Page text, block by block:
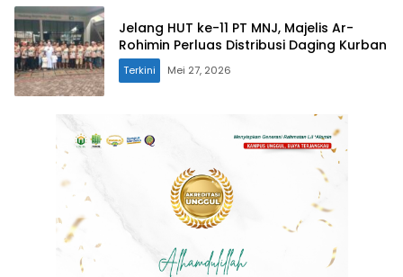
Jelang HUT ke-11 PT MNJ, Majelis Ar-
Rohimin Perluas Distribusi Daging Kurban
Terkini Mei 27, 2026